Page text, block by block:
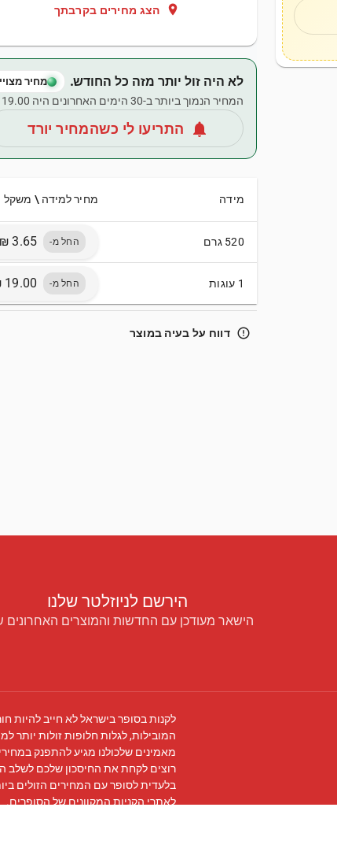
location_on הצג מחירים בקרבתך
לא היה זול יותר מזה כל החודש. מחיר
המחיר הנמוך ביותר ב-30 הימים האחרונים היה ‏19.00 ‏₪.
notifications התריעו לי כשהמחיר יורד
מידה מחיר למידה \ משקל
520 גרם החל מ-
1 עוגות החל מ-
error_outline דווח על בעיה במוצר
הירשם לניוזלטר שלנו
הישאר מעודכן עם החדשות והמוצרים האחרונים
לקנות בסופר בישראל לא חייב להיות
המובילות, לגלות חלופות זולות יותר
מאמינים שלכולנו מגיע להתפנק
רוצים לקחת את החיסכון שלכם לשלב
בלעדית לסופר עם המחירים הזולים
לאתרי הקניות המקוונים של הסופרים.